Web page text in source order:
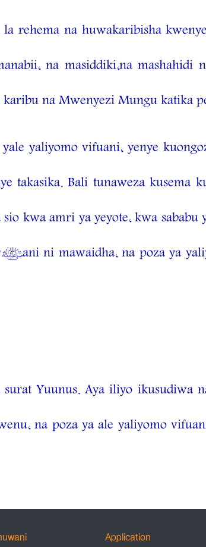
na huwakaribisha
na masiddiki,na
na Mwenyezi Mungu katika
yaliyomo vifuani, yenye
takasika. Bali tunaweza kusema
kwa amri ya yeyote, kwa sababu
ni mawaidha, na poza ya
Yuunus. Aya iliyo ikusudiwa
na poza ya ale yaliyomo
Application